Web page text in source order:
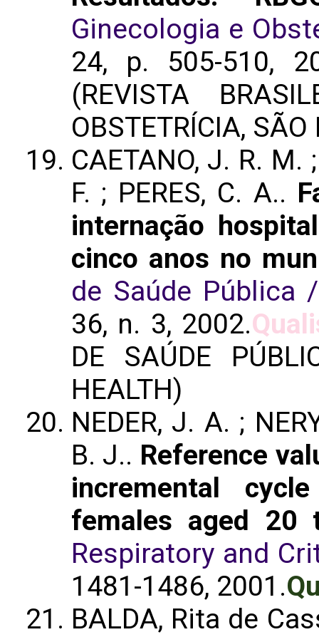
Ginecologia e
24, p. 505-510,
(REVISTA
OBSTETRÍCIA, SÃO
CAETANO, J. R. M.
F. ; PERES, C. A..
internação
cinco anos no
de Saúde Pública
36, n. 3, 2002.
DE SAÚDE
HEALTH)
NEDER, J. A. ;
B. J.. Reference
incremental
females aged 20
Respiratory and
1481-1486, 2001.
BALDA, Rita de